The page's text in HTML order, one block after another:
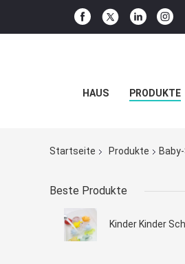
HAUS PRODUKTE
Startseite Produkte
Beste Produkte
Kinder Kinder